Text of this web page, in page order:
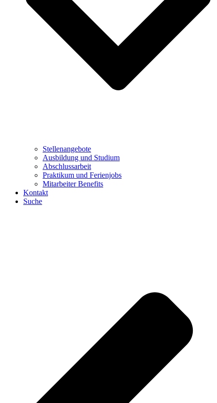
Stellenangebote
Ausbildung und Studium
Abschlussarbeit
Praktikum und Ferienjobs
Mitarbeiter Benefits
Kontakt
Suche